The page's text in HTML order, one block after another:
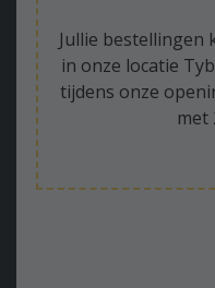
Jullie bestellingen
in onze locatie
tijdens onze
met